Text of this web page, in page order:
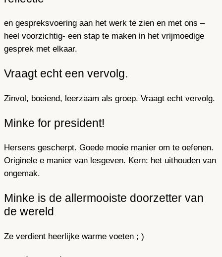
en gespreksvoering aan het werk te zien en met ons –
heel voorzichtig- een stap te maken in het vrijmoedige
gesprek met elkaar.
Vraagt echt een vervolg.
Zinvol, boeiend, leerzaam als groep. Vraagt echt vervolg.
Minke for president!
Hersens gescherpt. Goede mooie manier om te oefenen.
Originele e manier van lesgeven. Kern: het uithouden van
ongemak.
Minke is de allermooiste doorzetter van
de wereld
Ze verdient heerlijke warme voeten ; )